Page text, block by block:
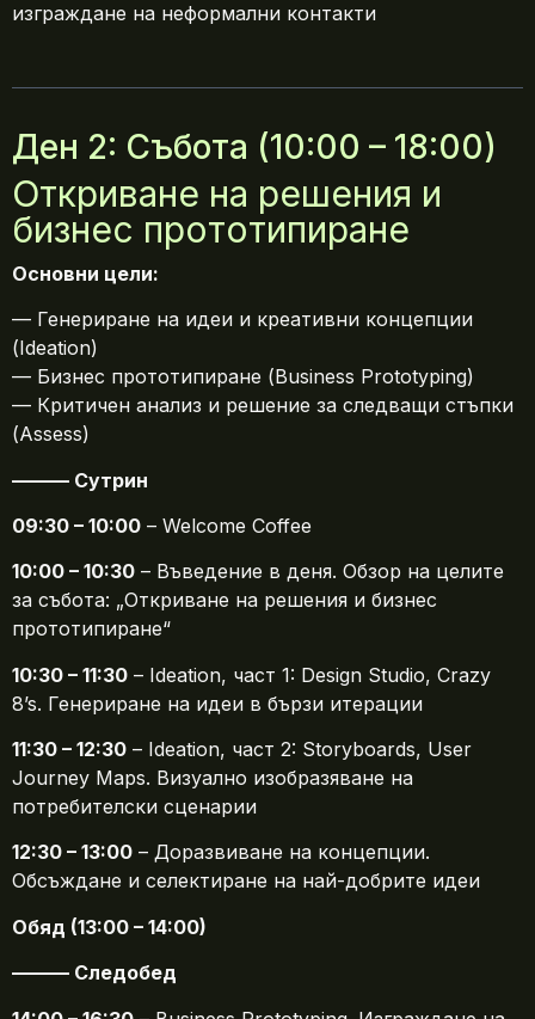
изграждане на неформални контакти
Ден 2: Събота (10:00 – 18:00)
Откриване на решения и
бизнес прототипиране
Основни цели:
— Генериране на идеи и креативни концепции
(Ideation)
— Бизнес прототипиране (Business Prototyping)
— Критичен анализ и решение за следващи стъпки
(Assess)
——— Сутрин
09:30 – 10:00 – Welcome Coffee
10:00 – 10:30 – Въведение в деня. Обзор на целите
за събота: „Откриване на решения и бизнес
прототипиране“
10:30 – 11:30 – Ideation, част 1: Design Studio, Crazy
8’s. Генериране на идеи в бързи итерации
11:30 – 12:30 – Ideation, част 2: Storyboards, User
Journey Maps. Визуално изобразяване на
потребителски сценарии
12:30 – 13:00 – Доразвиване на концепции.
Обсъждане и селектиране на най-добрите идеи
Обяд (13:00 – 14:00)
——— Следобед